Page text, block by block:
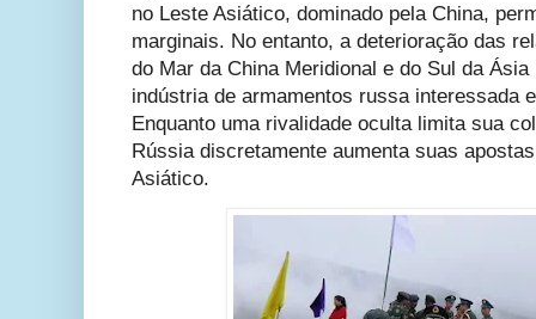
no Leste Asiático, dominado pela China,
marginais. No entanto, a deterioração das
do Mar da China Meridional e do Sul da
indústria de armamentos russa interessada
Enquanto uma rivalidade oculta limita sua
Rússia discretamente aumenta suas
Asiático.